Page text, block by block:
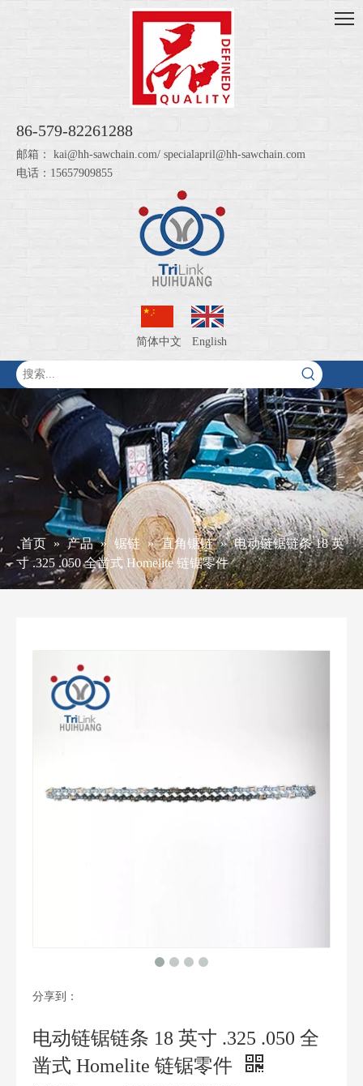
86-579-82261288
邮箱： kai@hh-sawchain.com/ specialapril@hh-sawchain.com
电话：15657909855
简体中文 English
首页 » 产品 » 锯链 » 直角锯链 » 电动链锯链条 18 英
寸 .325 .050 全凿式 Homelite 链锯零件
分享到：
电动链锯链条 18 英寸 .325 .050 全
凿式 Homelite 链锯零件